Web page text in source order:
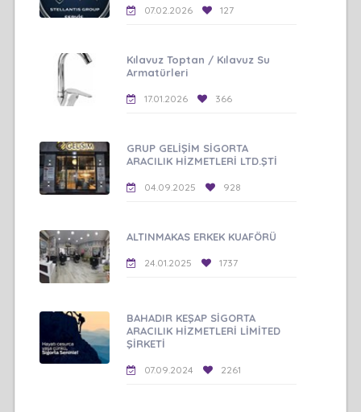
07.02.2026 127
Kılavuz Toptan / Kılavuz Su
Armatürleri
17.01.2026 366
GRUP GELİŞİM SİGORTA
ARACILIK HİZMETLERİ LTD.ŞTİ
04.09.2025 928
ALTINMAKAS ERKEK KUAFÖRÜ
24.01.2025 1737
BAHADIR KEŞAP SİGORTA
ARACILIK HİZMETLERİ LİMİTED
ŞİRKETİ
07.09.2024 2261